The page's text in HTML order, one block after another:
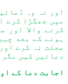
اور نہ وہ
میں جھگڑا کرے
کرنے والا اور
ہونے کے بعد
عجلت نہ کرے
دعائیں کیں مگر
اجابت دعا کے